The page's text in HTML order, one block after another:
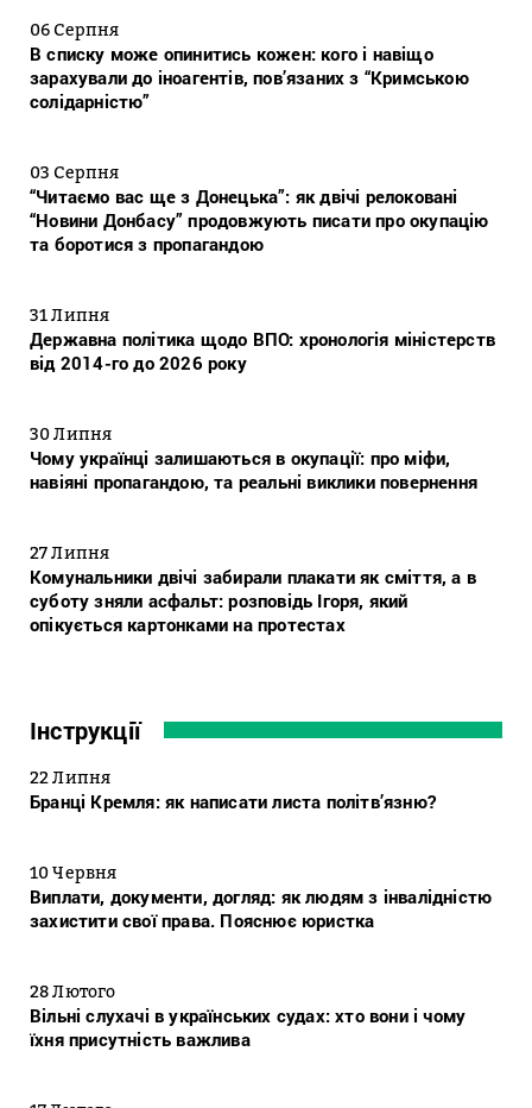
06 Серпня
В списку може опинитись кожен: кого і навіщо
зарахували до іноагентів, пов’язаних з “Кримською
солідарністю”
03 Серпня
“Читаємо вас ще з Донецька”: як двічі релоковані
“Новини Донбасу” продовжують писати про окупацію
та боротися з пропагандою
31 Липня
Державна політика щодо ВПО: хронологія міністерств
від 2014-го до 2026 року
30 Липня
Чому українці залишаються в окупації: про міфи,
навіяні пропагандою, та реальні виклики повернення
27 Липня
Комунальники двічі забирали плакати як сміття, а в
суботу зняли асфальт: розповідь Ігоря, який
опікується картонками на протестах
Інструкції
22 Липня
Бранці Кремля: як написати листа політв’язню?
10 Червня
Виплати, документи, догляд: як людям з інвалідністю
захистити свої права. Пояснює юристка
28 Лютого
Вільні слухачі в українських судах: хто вони і чому
їхня присутність важлива